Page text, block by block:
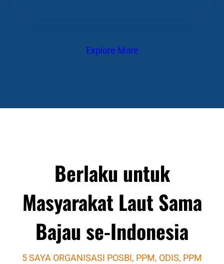
Explore More
Berlaku untuk
Masyarakat Laut Sama
Bajau se-Indonesia
5 SAYA ORGANISASI POSBI, PPM, ODIS, PPM